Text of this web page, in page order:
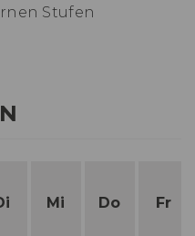
Stufen
Mi Do Fr